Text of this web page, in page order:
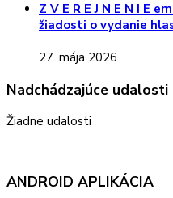
Z V E R E J N E N I E
žiadosti o vydanie
27. mája 2026
Nadchádzajúce udalosti
Žiadne udalosti
ANDROID APLIKÁCIA